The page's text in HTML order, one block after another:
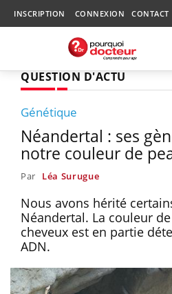
INSCRIPTION CONNEXION CONTACT
QUESTION D'ACTU
Génétique
Néandertal : ses
notre couleur de
Par Léa Surugue
Nous avons hérité
Néandertal. La couleur
cheveux est en partie
ADN.